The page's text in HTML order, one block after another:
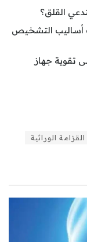
القلق؟
أساليب التشخيص
تقوية جهاز
الوراثية